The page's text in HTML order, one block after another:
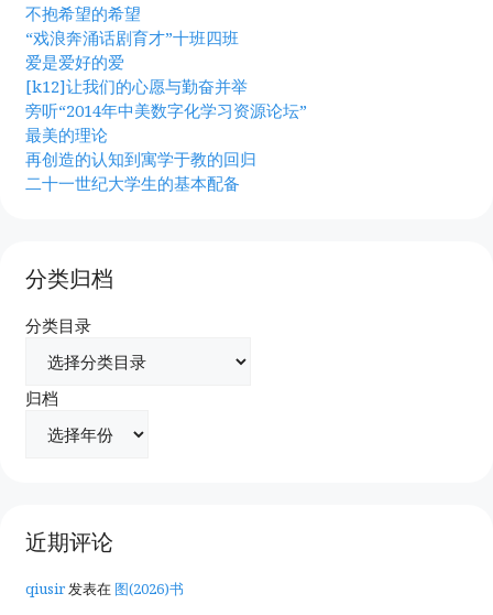
不抱希望的希望
“戏浪奔涌话剧育才”十班四班
爱是爱好的爱
[k12]让我们的心愿与勤奋并举
旁听“2014年中美数字化学习资源论坛”
最美的理论
再创造的认知到寓学于教的回归
二十一世纪大学生的基本配备
分类归档
分类目录
归档
近期评论
qiusir发表在 图(2026)书